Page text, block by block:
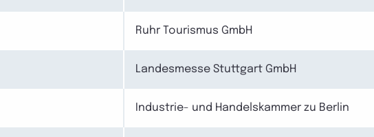
Ruhr Tourismus GmbH
Landesmesse Stuttgart GmbH
Industrie- und Handelskammer zu Berlin